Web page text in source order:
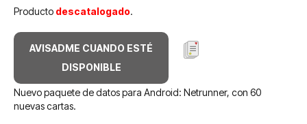
Producto descatalogado.
AVISADME CUANDO ESTÉ
DISPONIBLE
Nuevo paquete de datos para Android: Netrunner, con 60
nuevas cartas.